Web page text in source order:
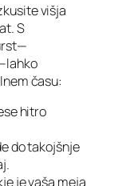
višja
S
času:
hitro
do takojšnje
je vaša meja